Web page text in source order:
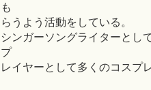
も
らうよう活動をしている。
シンガーソングライターとし
プ
レイヤーとして多くのコスプ